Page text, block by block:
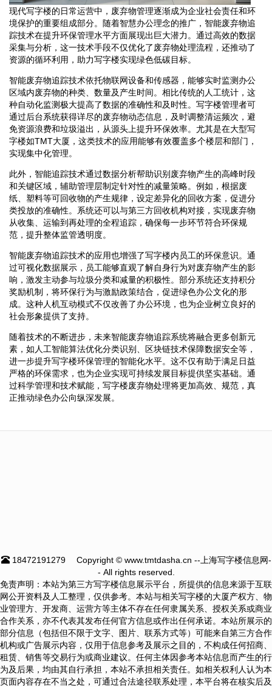
现代写字楼的日常运营中，废弃物管理逐渐成为企业社会责任和环
境保护的重要组成部分。随着智慧办公理念的推广，智能废弃物追
踪技术在提升环保管理水平方面展现出巨大潜力。通过高效的数据
采集与分析，这一技术手段不仅优化了废弃物处理流程，还推动了
资源的循环利用，助力写字楼实现绿色低碳目标。
智能废弃物追踪技术依托物联网设备和传感器，能够实时监测办公
区域内废弃物的种类、数量及产生时间。相比传统的人工统计，这
种自动化监测极大提高了数据的准确性和及时性。写字楼管理者可
通过后台系统获得详尽的废弃物动态信息，及时调整清运频次，避
免资源浪费和垃圾溢出，从源头上提升环保效率。尤其是在大型写
字楼如TMT大厦，这类技术的应用能够有效覆盖多个楼层和部门，
实现集中化管理。
此外，智能追踪技术通过数据分析帮助识别废弃物产生的高峰时段
和关键区域，辅助管理层制定针对性的减量策略。例如，根据废
纸、塑料等可回收物的产生规律，设定差异化的回收方案，促进分
类投放的准确性。系统还可以与第三方回收机构对接，实现废弃物
从收集、运输到再处理的全程追踪，确保每一步环节符合环保规
范，提升整体监管透明度。
智能废弃物追踪技术的应用也增强了写字楼内员工的环保意识。通
过可视化数据展示，员工能够直观了解自身行为对废弃物产生的影
响，激发主动参与垃圾分类和减量的积极性。部分系统还支持积分
奖励机制，将环保行为与激励政策结合，促进绿色办公文化的形
成。这种人机互动模式不仅改善了办公环境，也为企业树立良好的
社会形象提供了支持。
随着技术的不断进步，未来智能废弃物追踪系统将融合更多创新元
素，如人工智能算法优化分类识别、区块链技术保障数据安全等，
进一步提升写字楼环保管理的智能化水平。这不仅有助于满足日益
严格的环保需求，也为企业实现可持续发展目标提供坚实基础。通
过科学管理和技术赋能，写字楼废弃物处理将更加高效、规范，真
正推动绿色办公向纵深发展。
18472191279
Copyright © www.tmtdasha.cn --上海写字楼信息网-
- All rights reserved.
免责声明：本站为第三方写字楼信息展示平台，所提供的信息来源于互联
网公开资料及人工整理，仅供参考。本站与相关写字楼的大厦产权方、物
业管理方、开发商、运营方等主体不存在任何隶属关系、授权关系或商业
合作关系，亦不代表其发布任何官方信息或作出任何承诺。本站所展示的
部分信息（包括但不限于文字、图片、联系方式等）可能来自第三方合作
机构或广告展示内容，仅用于信息参考及展示之目的，不构成任何招商、
租赁、销售等交易行为或商业建议。任何主体因参考本站信息而产生的行
为及后果，均由其自行承担，本站不承担相关责任。如相关权利人认为本
页面内容存在不当之处，可通过合法途径联系处理，本平台将在核实后及